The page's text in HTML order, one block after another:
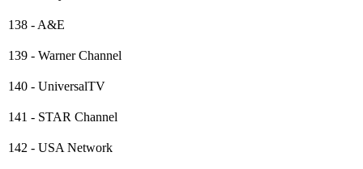
138 - A&E
139 - Warner Channel
140 - UniversalTV
141 - STAR Channel
142 - USA Network